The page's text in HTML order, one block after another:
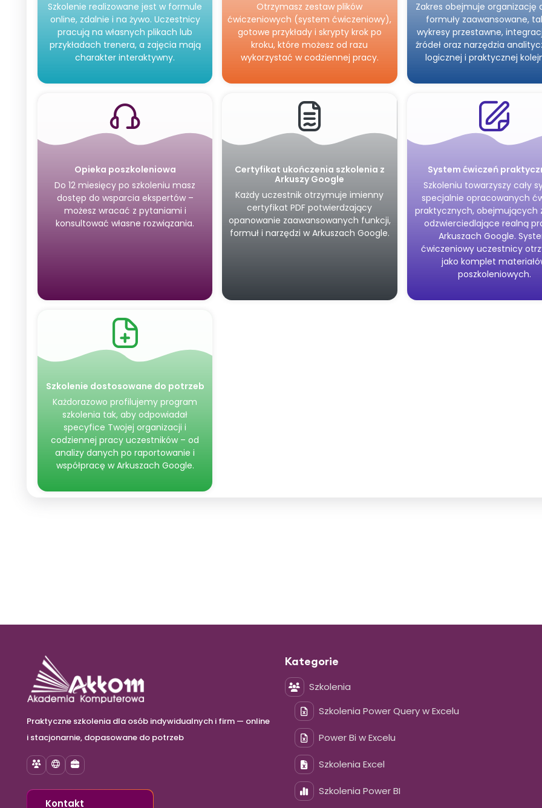
Szkolenie realizowane jest w formule
online, zdalnie i na żywo. Uczestnicy
pracują na własnych plikach lub
przykładach trenera, a zajęcia mają
charakter interaktywny.
Otrzymasz zestaw plików
ćwiczeniowych (system ćwiczeniowy),
gotowe przykłady i skrypty krok po
kroku, które możesz od razu
wykorzystać w codziennej pracy.
Zakres obejmuje organizację
formuły zaawansowane,
wykresy przestawne,
źródeł oraz narzędzia
logicznej i praktycznej
Opieka poszkoleniowa
Do 12 miesięcy po szkoleniu masz
dostęp do wsparcia ekspertów –
możesz wracać z pytaniami i
konsultować własne rozwiązania.
Certyfikat ukończenia szkolenia z
Arkuszy Google
Każdy uczestnik otrzymuje imienny
certyfikat PDF potwierdzający
opanowanie zaawansowanych funkcji,
formuł i narzędzi w Arkuszach Google.
System ćwiczeń
Szkoleniu towarzyszy cały
specjalnie opracowanych
praktycznych, obejmujących
odzwierciedlające realną
Arkuszach Google.
ćwiczeniowy uczestnicy
jako komplet
poszkoleniowych.
Szkolenie dostosowane do potrzeb
Każdorazowo profilujemy program
szkolenia tak, aby odpowiadał
specyfice Twojej organizacji i
codziennej pracy uczestników – od
analizy danych po raportowanie i
współpracę w Arkuszach Google.
Praktyczne szkolenia dla osób indywidualnych i firm — online
i stacjonarnie, dopasowane do potrzeb
SzkoleniaE-learningSzkolenia dla firm
Kontakt
Kategorie
Szkolenia
Szkolenia Power Query w Excelu
Power Bi w Excelu
Szkolenia Excel
Szkolenia Power BI